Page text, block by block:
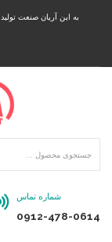
به این آریان صنعت
شماره تماس
0912-478-0614